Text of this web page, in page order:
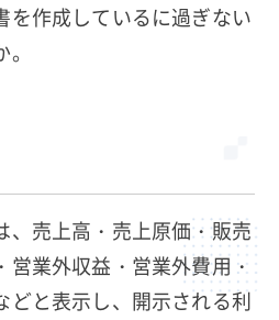
を作成しているに過ぎない
、売上高・売上原価・販売
営業外収益・営業外費用・
どと表示し、開示される利